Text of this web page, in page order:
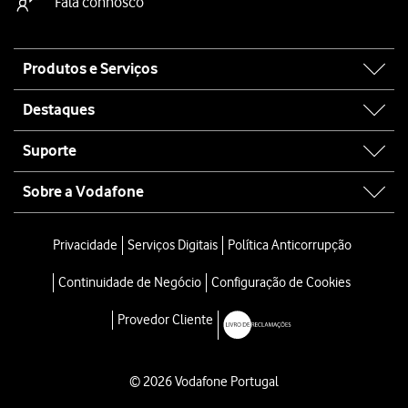
map
Produtos e Serviços
Destaques
Suporte
Sobre a Vodafone
Privacidade Serviços Digitais Política Anticorrupção
Continuidade de Negócio Configuração de Cookies
Provedor Cliente
© 2026 Vodafone Portugal